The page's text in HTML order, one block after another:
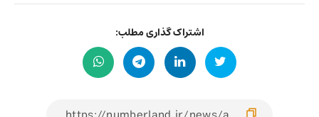
اشتراک گذاری مطلب: